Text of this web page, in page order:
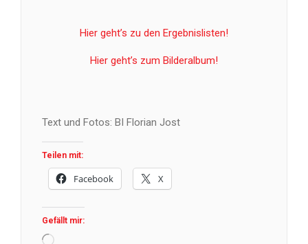
Hier geht’s zu den Ergebnislisten!
Hier geht’s zum Bilderalbum!
Text und Fotos: BI Florian Jost
Teilen mit:
Facebook X
Gefällt mir:
Wird